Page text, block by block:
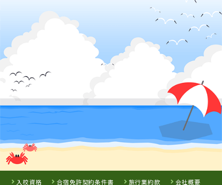
入校資格 合宿免許契約条件書 旅行業約款 会社概要